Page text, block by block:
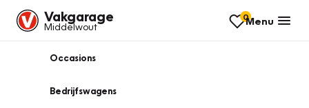
Vakgarage
Middelwout
0Menu
Occasions
Bedrijfswagens